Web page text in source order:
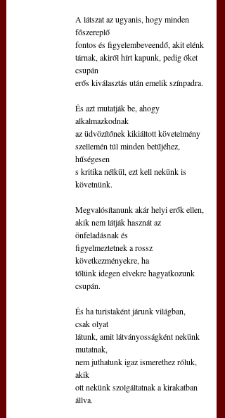
A látszat az ugyanis, hogy minden
főszereplő
fontos és figyelembeveendő, akit elénk
tárnak, akiről hírt kapunk, pedig őket
csupán
erős kiválasztás után emelik színpadra.
És azt mutatják be, ahogy
alkalmazkodnak
az üdvözítőnek kikiáltott követelmény
szellemén túl minden betűjéhez,
hűségesen
s kritika nélkül, ezt kell nekünk is
követnünk.
Megvalósítanunk akár helyi erők ellen,
akik nem látják hasznát az
önfeladásnak és
figyelmeztetnek a rossz
következményekre, ha
tőlünk idegen elvekre hagyatkozunk
csupán.
És ha turistaként járunk világban,
csak olyat
látunk, amit látványosságként nekünk
mutatnak,
nem juthatunk igaz ismerethez róluk,
akik
ott nekünk szolgáltatnak a kirakatban
állva.